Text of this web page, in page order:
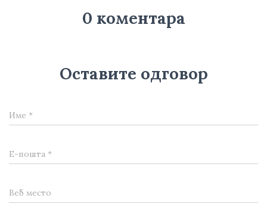
0 коментара
Оставите одговор
Име *
Е-пошта *
Веб место